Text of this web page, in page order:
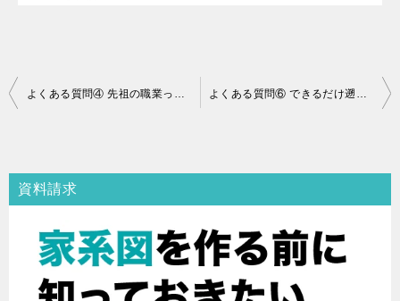
投
ビ
ゲ
資料請求